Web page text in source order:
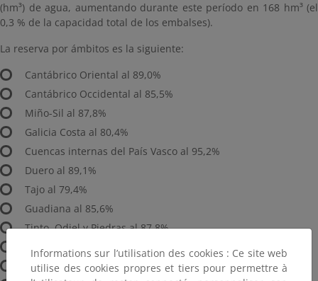
(hm³) de agua, aumentando durante este período en 168 hm³ (el
0,3 % de la capacidad total de los embalses).
La reserva por ámbitos es la siguiente:
Cantábrico Oriental al 89,0%
Cantábrico Occidental al 85,5%
Miño-Sil al 87,8%
Galicia Costa al 80,4%
Cuencas internas del País Vasco al 95,2%
Duero al 89,1%
Tajo al 79,4%
Guadiana al 85,6%
Tinto, Odiel y Piedras al 87,8%
Guadalete-Barbate al 89,0%
Guadalquivir al 87,6%
Informations sur l’utilisation des cookies : Ce site web
utilise des cookies propres et tiers pour permettre à